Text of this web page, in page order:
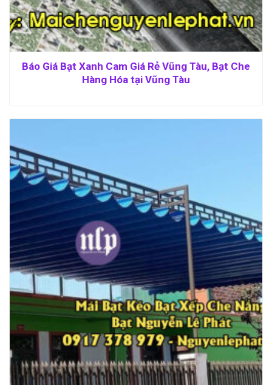
Báo Giá Bạt Xanh Cam Giá Rẻ Vũng Tàu, Bạt Che
Hàng Hóa tại Vũng Tàu